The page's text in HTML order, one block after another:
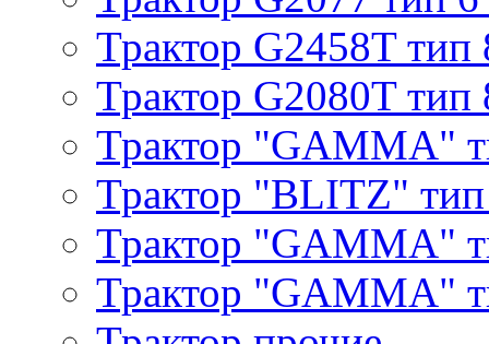
Трактор G2458T тип
Трактор G2080T тип
Трактор "GAMMA"
Трактор "BLITZ"
Трактор "GAMMA"
Трактор "GAMMA"